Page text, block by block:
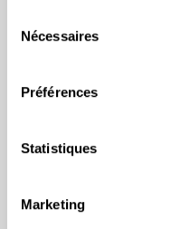
Nécessaires
Préférences
Statistiques
Marketing
internationale
deboutte ! »